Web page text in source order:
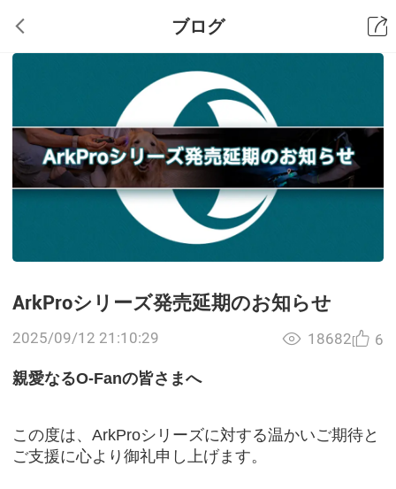
ブログ
ArkProシリーズ発売延期のお知らせ
2025/09/12 21:10:29 18682 6
親愛なるO-Fanの皆さまへ
この度は、ArkProシリーズに対する温かいご期待と
ご支援に心より御礼申し上げます。